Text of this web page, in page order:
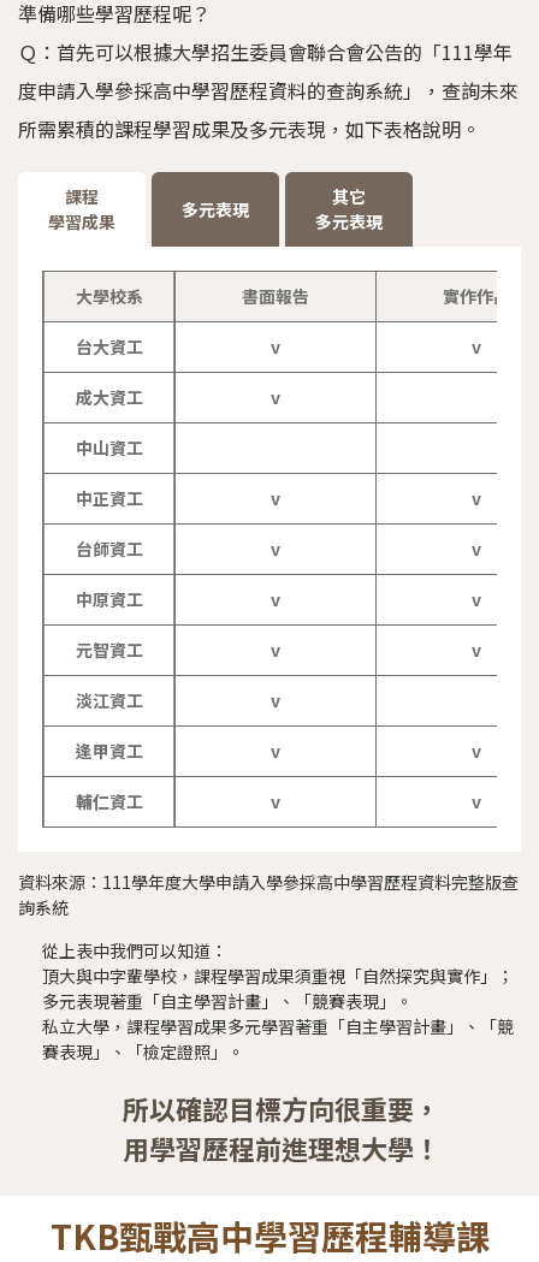
準備哪些學習歷程呢？
Ｑ：首先可以根據大學招生委員會聯合會公告的「111學年
度申請入學參採高中學習歷程資料的查詢系統」，查詢未來
所需累積的課程學習成果及多元表現，如下表格說明。
課程
學習成果
多元表現
其它
多元表現
大學校系 書面報告 實作作品
台大資工 v v
成大資工 v
中山資工
中正資工 v v
台師資工 v v
中原資工 v v
元智資工 v v
淡江資工 v
逢甲資工 v v
輔仁資工 v v
資料來源： 111學年度大學申請入學參採高中學習歷程資料完整版查
詢系統
從上表中我們可以知道：
頂大與中字輩學校，課程學習成果須重視「自然探究與實作」；
多元表現著重「自主學習計畫」、「競賽表現」。
私立大學，課程學習成果多元學習著重「自主學習計畫」、「競
賽表現」、「檢定證照」。
所以確認目標方向很重要，
用學習歷程前進理想大學！
TKB甄戰高中學習歷程輔導課